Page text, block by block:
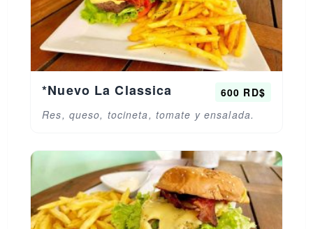
*Nuevo La Classica
600 RD$
Res, queso, tocineta, tomate y ensalada.